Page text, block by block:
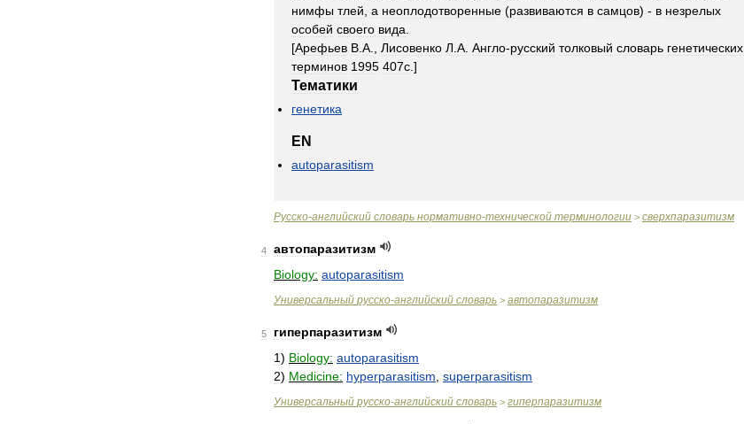
нимфы тлей а неоплодотворенные (развиваются в самцов) - в незрелых
особей своего вида
[Арефьев В А Лисовенко Л А Англо-русский толковый словарь генетических
терминов 1995 407с .]
Тематики
генетика
EN
autoparasitism
Русско-английский словарь нормативно-технической терминологии > сверхпаразитизм
4
автопаразитизм
Biology: autoparasitism
Универсальный русско-английский словарь > автопаразитизм
5
гиперпаразитизм
1) Biology: autoparasitism
2) Medicine: hyperparasitism superparasitism
Универсальный русско-английский словарь > гиперпаразитизм